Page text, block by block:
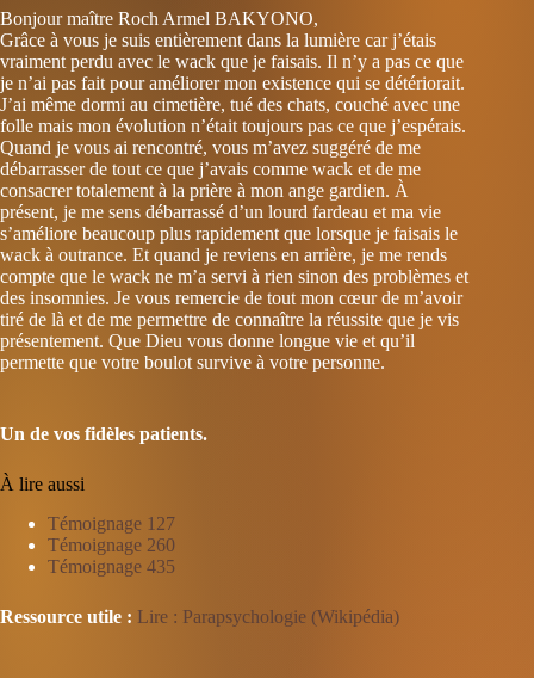
Bonjour maître Roch Armel BAKYONO,
Grâce à vous je suis entièrement dans la lumière car j’étais
vraiment perdu avec le wack que je faisais. Il n’y a pas ce que
je n’ai pas fait pour améliorer mon existence qui se détériorait.
J’ai même dormi au cimetière, tué des chats, couché avec une
folle mais mon évolution n’était toujours pas ce que j’espérais.
Quand je vous ai rencontré, vous m’avez suggéré de me
débarrasser de tout ce que j’avais comme wack et de me
consacrer totalement à la prière à mon ange gardien. À
présent, je me sens débarrassé d’un lourd fardeau et ma vie
s’améliore beaucoup plus rapidement que lorsque je faisais le
wack à outrance. Et quand je reviens en arrière, je me rends
compte que le wack ne m’a servi à rien sinon des problèmes et
des insomnies. Je vous remercie de tout mon cœur de m’avoir
tiré de là et de me permettre de connaître la réussite que je vis
présentement. Que Dieu vous donne longue vie et qu’il
permette que votre boulot survive à votre personne.
Un de vos fidèles patients.
À lire aussi
Témoignage 127
Témoignage 260
Témoignage 435
Ressource utile : Lire : Parapsychologie (Wikipédia)